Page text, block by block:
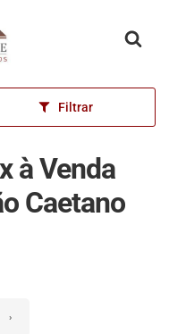
Filtrar
à Venda
Caetano
›